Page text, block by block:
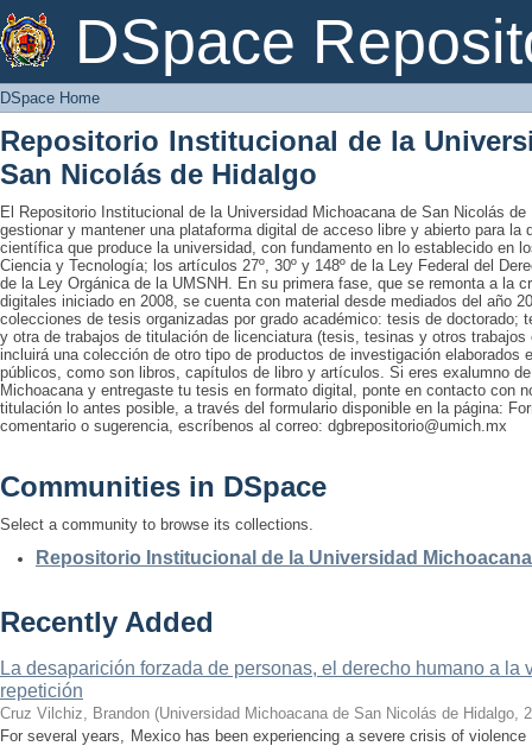
DSpace
DSpace Home
DSpace Home
Repositorio Institucional de la
San Nicolás de Hidalgo
El Repositorio Institucional de la Universidad Michoacana de San Nicolás
gestionar y mantener una plataforma digital de acceso libre y abierto para la
científica que produce la universidad, con fundamento en lo establecido en
Ciencia y Tecnología; los artículos 27º, 30º y 148º de la Ley Federal del
de la Ley Orgánica de la UMSNH. En su primera fase, que se remonta a la
digitales iniciado en 2008, se cuenta con material desde mediados del año
colecciones de tesis organizadas por grado académico: tesis de doctorado;
y otra de trabajos de titulación de licenciatura (tesis, tesinas y otros
incluirá una colección de otro tipo de productos de investigación elaborados
públicos, como son libros, capítulos de libro y artículos. Si eres exalumno
Michoacana y entregaste tu tesis en formato digital, ponte en contacto con
titulación lo antes posible, a través del formulario disponible en la página:
comentario o sugerencia, escríbenos al correo: dgbrepositorio@umich.mx
Communities in DSpace
Select a community to browse its collections.
Repositorio Institucional de la Universidad
Recently Added
La desaparición forzada de personas, el derecho humano a la
repetición
Cruz Vilchiz, Brandon (Universidad Michoacana de San Nicolás de Hidalgo,
For several years, Mexico has been experiencing a severe crisis of